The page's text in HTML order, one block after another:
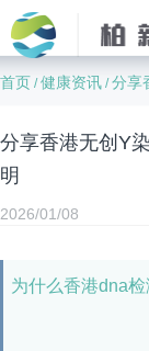
首页 /健康资讯 /分享
分享香港无创Y
明
2026/01/08
为什么香港dna